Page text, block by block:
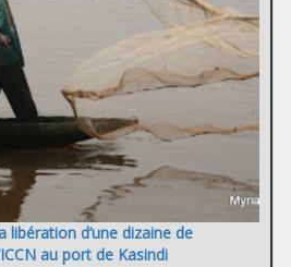
libération d’une dizaine de
au port de Kasindi